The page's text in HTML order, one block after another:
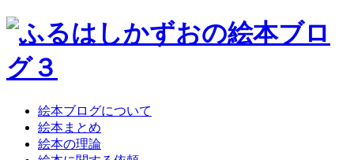
絵本ブログについて
絵本まとめ
絵本の理論